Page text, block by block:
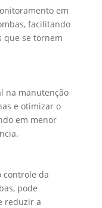
em
facilitando
que se tornem
na manutenção
e otimizar o
em menor
controle da
pode
reduzir a